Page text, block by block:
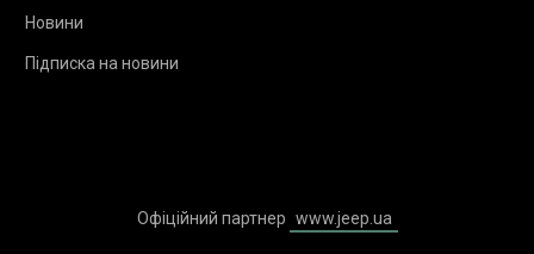
Новини
Підписка на новини
Офіційний партнер www.jeep.ua